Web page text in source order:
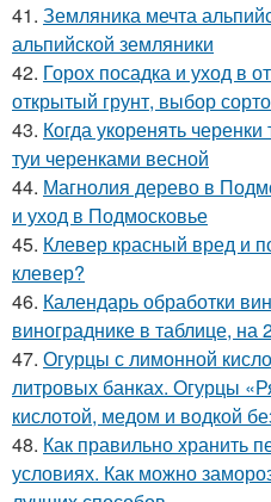
41. Земляника мечта
альпийской земляники
42. Горох посадка и уход в
открытый грунт, выбор
43. Когда укоренять
туи черенками весной
44. Магнолия дерево в
и уход в Подмосковье
45. Клевер красный вред и
клевер?
46. Календарь обработки
винограднике в таблице, на
47. Огурцы с лимонной
литровых банках. Огурцы
кислотой, медом и водкой
48. Как правильно хранить
условиях. Как можно